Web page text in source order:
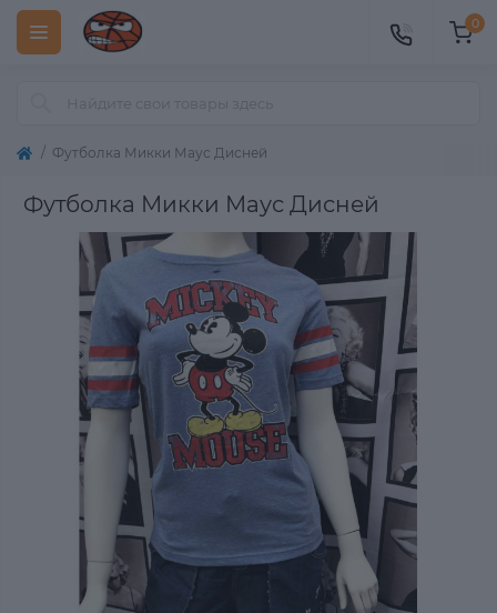
0
Футболка Микки Маус Дисней
Футболка Микки Маус Дисней